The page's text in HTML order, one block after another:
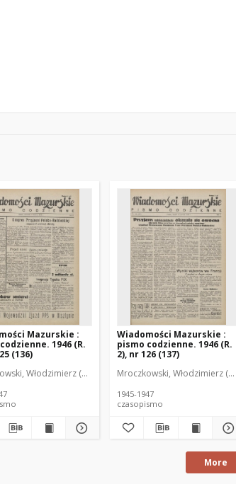
Mazurskie :
1946 (R.
(136)
Włodzimierz (1902-1971). Redaktor
Wiadomości Mazurskie :
pismo codzienne. 1946 (R.
2), nr 126 (137)
Mroczkowski, Włodzimierz
1945-1947
czasopismo
More